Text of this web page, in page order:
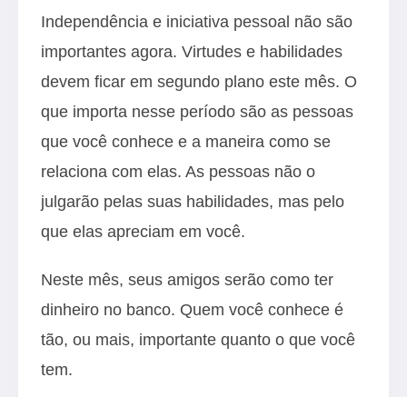
Independência e iniciativa pessoal não são
importantes agora. Virtudes e habilidades
devem ficar em segundo plano este mês. O
que importa nesse período são as pessoas
que você conhece e a maneira como se
relaciona com elas. As pessoas não o
julgarão pelas suas habilidades, mas pelo
que elas apreciam em você.
Neste mês, seus amigos serão como ter
dinheiro no banco. Quem você conhece é
tão, ou mais, importante quanto o que você
tem.